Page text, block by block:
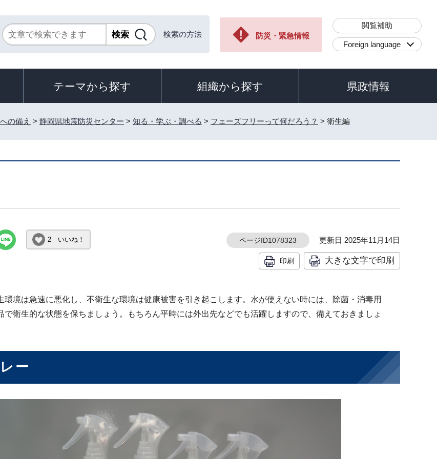
検索の方法 防災・緊急情報
閲覧補助
Foreign language
テーマから探す 組織から探す 県政情報
の備え > 静岡県地震防災センター > 知る・学ぶ・調べる > フェーズフリーって何だろう？ > 衛生編
2 いいね！ ページID1078323 更新日 2025年11月14日
印刷 大きな文字で印刷
環境は急速に悪化し、不衛生な環境は健康被害を引き起こします。水が使えない時には、除菌・消毒用
で衛生的な状態を保ちましょう。もちろん平時には外出先などでも活躍しますので、備えておきましょ
ー